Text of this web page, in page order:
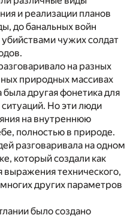
и реализации планов
до банальных войн
чужих солдат
на разных
природных массивах
другая фонетика для
Но эти люди
на внутреннюю
полностью в природе.
разговаривала на одном
который создали как
технического,
других параметров
было создано